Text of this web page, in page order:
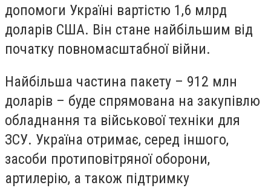
допомоги Україні вартістю 1,6 млрд
доларів США. Він стане найбільшим від
початку повномасштабної війни.
Найбільша частина пакету – 912 млн
доларів – буде спрямована на закупівлю
обладнання та військової техніки для
ЗСУ. Україна отримає, серед іншого,
засоби протиповітряної оборони,
артилерію, а також підтримку